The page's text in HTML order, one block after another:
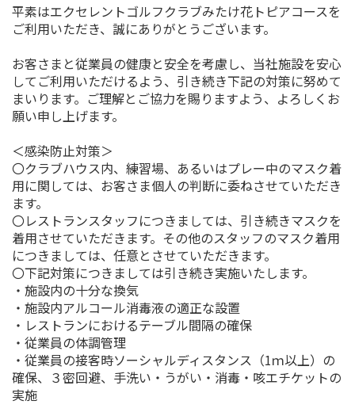
平素はエクセレントゴルフクラブみたけ花トピアコースを
ご利用いただき、誠にありがとうございます。
お客さまと従業員の健康と安全を考慮し、当社施設を安心
してご利用いただけるよう、引き続き下記の対策に努めて
まいります。ご理解とご協力を賜りますよう、よろしくお
願い申し上げます。
＜感染防止対策＞
〇クラブハウス内、練習場、あるいはプレー中のマスク着
用に関しては、お客さま個人の判断に委ねさせていただき
ます。
〇レストランスタッフにつきましては、引き続きマスクを
着用させていただきます。その他のスタッフのマスク着用
につきましては、任意とさせていただきます。
〇下記対策につきましては引き続き実施いたします。
・施設内の十分な換気
・施設内アルコール消毒液の適正な設置
・レストランにおけるテーブル間隔の確保
・従業員の体調管理
・従業員の接客時ソーシャルディスタンス（1ｍ以上）の
確保、３密回避、手洗い・うがい・消毒・咳エチケットの
実施